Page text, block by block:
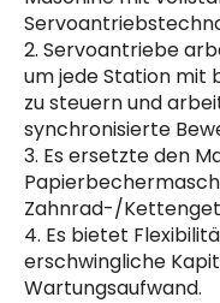
2. Servoantriebe
um jede Station mit
zu steuern und
synchronisierte
3. Es ersetzte den
Zahnrad-/
4. Es bietet
erschwingliche
Wartungsaufwand.